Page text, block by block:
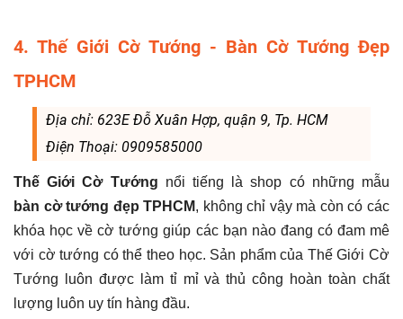
4. Thế Giới Cờ Tướng - Bàn Cờ Tướng Đẹp
TPHCM
Địa chỉ: 623E Đỗ Xuân Hợp, quận 9, Tp. HCM
Điện Thoại: 0909585000
Thế Giới Cờ Tướng nổi tiếng là shop có những mẫu
bàn cờ tướng đẹp TPHCM, không chỉ vậy mà còn có các
khóa học về cờ tướng giúp các bạn nào đang có đam mê
với cờ tướng có thể theo học. Sản phẩm của Thế Giới Cờ
Tướng luôn được làm tỉ mỉ và thủ công hoàn toàn chất
lượng luôn uy tín hàng đầu.